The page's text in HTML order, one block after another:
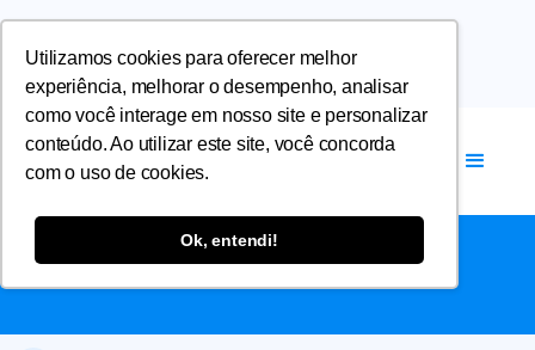
Utilizamos cookies para oferecer melhor
experiência, melhorar o desempenho, analisar
como você interage em nosso site e personalizar
conteúdo. Ao utilizar este site, você concorda
com o uso de cookies.
Ok, entendi!
LOAT